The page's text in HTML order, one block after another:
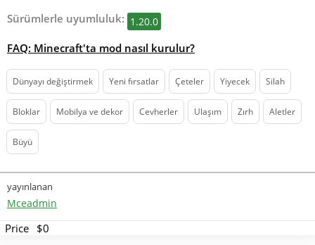
Sürümlerle uyumluluk: 1.20.0
FAQ: Minecraft'ta mod nasıl kurulur?
Dünyayı değiştirmek Yeni fırsatlar Çeteler Yiyecek Silah
Bloklar Mobilya ve dekor Cevherler Ulaşım Zırh Aletler
Büyü
yayınlanan
Mceadmin
Price $0